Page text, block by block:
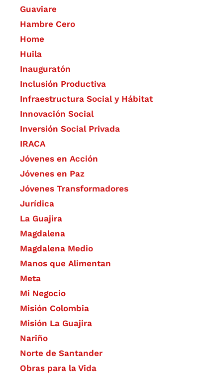
Guaviare
Hambre Cero
Home
Huila
Inauguratón
Inclusión Productiva
Infraestructura Social y Hábitat
​Innovación Social
Inversión Social Privada
IRACA
Jóvenes en Acción
Jóvenes en Paz
Jóvenes Transformadores
Jurídica
La Guajira
Magdalena
Magdalena Medio
Manos que Alimentan
Meta
Mi Negocio
Misión Colombia
Misión La Guajira
Nariño
Norte de Santander
Obras para la Vida